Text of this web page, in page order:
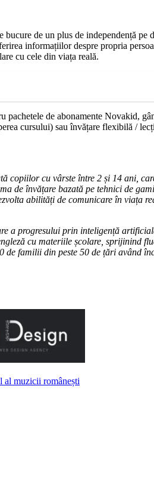
de un plus de independență
informațiilor despre propria
cu cele din viața reală.
de abonamente Novakid,
cursului) sau învățare flexibilă /
copiilor cu vârste între 2 și 14 ani,
de învățare bazată pe tehnici de
abilități de comunicare în viața
a progresului prin inteligență
cu materiile școlare, sprijinind
familii din peste 50 de țări având
al muzicii românești